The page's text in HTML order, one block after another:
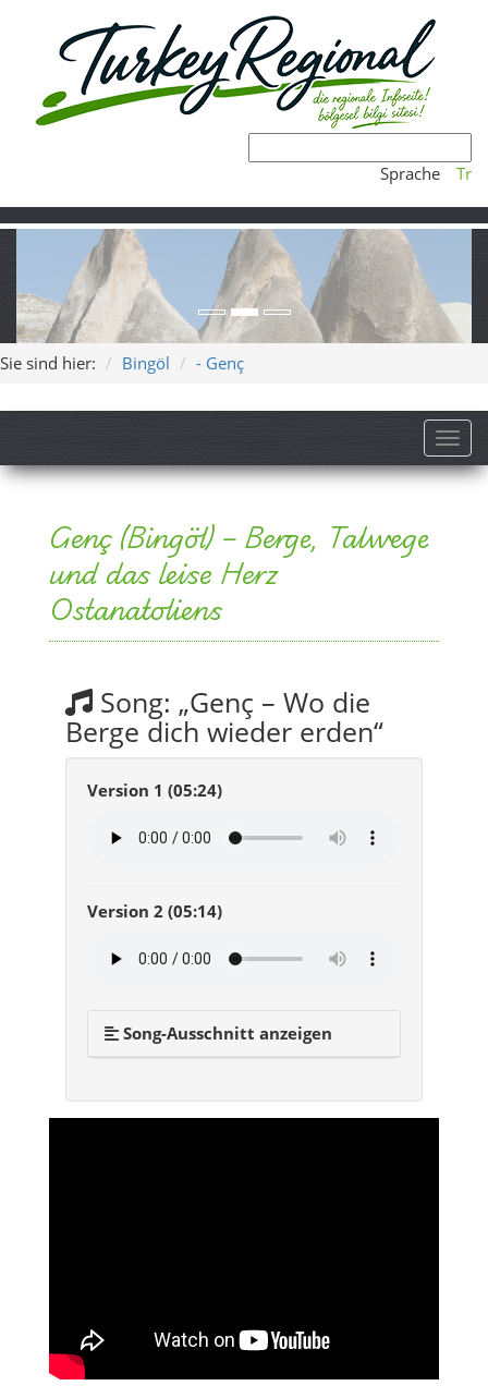
Sprache Tr
Sie sind hier: Bingöl - Genç
Genç (Bingöl) – Berge, Talwege
und das leise Herz
Ostanatoliens
Song: „Genç – Wo die
Berge dich wieder erden“
Version 1 (05:24)
Version 2 (05:14)
Song-Ausschnitt anzeigen